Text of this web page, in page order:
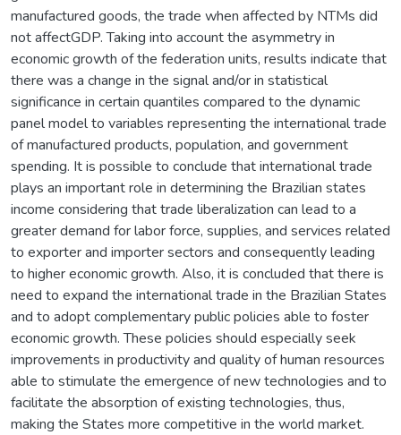
manufactured goods, the trade when affected by NTMs did
not affectGDP. Taking into account the asymmetry in
economic growth of the federation units, results indicate that
there was a change in the signal and/or in statistical
significance in certain quantiles compared to the dynamic
panel model to variables representing the international trade
of manufactured products, population, and government
spending. It is possible to conclude that international trade
plays an important role in determining the Brazilian states
income considering that trade liberalization can lead to a
greater demand for labor force, supplies, and services related
to exporter and importer sectors and consequently leading
to higher economic growth. Also, it is concluded that there is
need to expand the international trade in the Brazilian States
and to adopt complementary public policies able to foster
economic growth. These policies should especially seek
improvements in productivity and quality of human resources
able to stimulate the emergence of new technologies and to
facilitate the absorption of existing technologies, thus,
making the States more competitive in the world market.